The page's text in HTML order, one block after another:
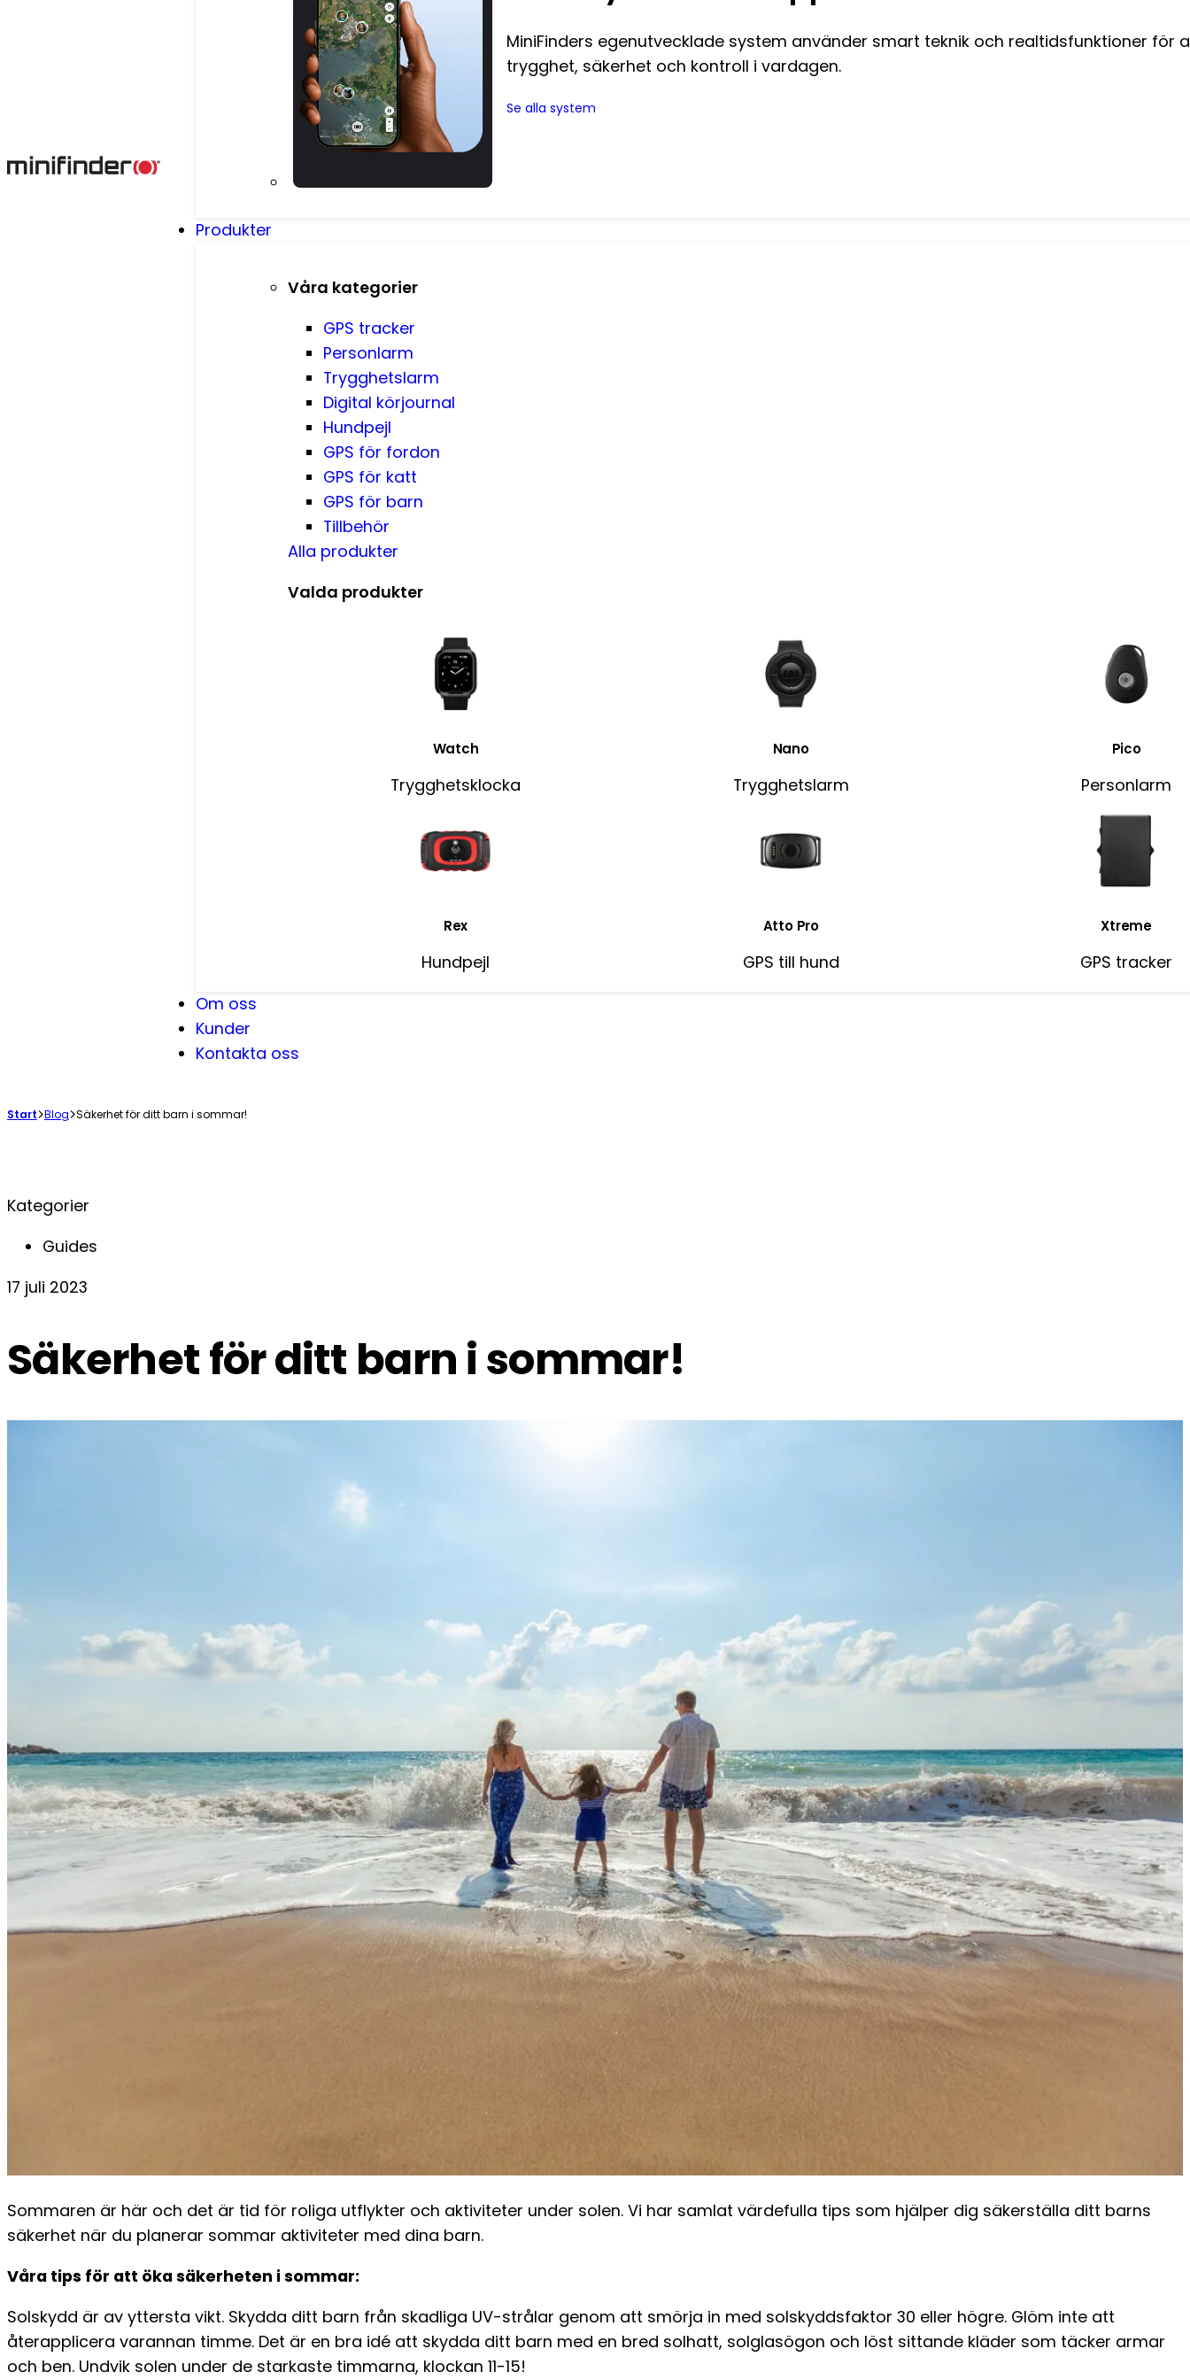
MiniFinders egenutvecklade system använder smart teknik och realtidsfunktioner för
trygghet, säkerhet och kontroll i vardagen.
Se alla system
Produkter
Våra kategorier
GPS tracker
Personlarm
Trygghetslarm
Digital körjournal
Hundpejl
GPS för fordon
GPS för katt
GPS för barn
Tillbehör
Alla produkter
Valda produkter
Watch
Trygghetsklocka
Nano
Trygghetslarm
Pico
Personlarm
Rex
Hundpejl
Atto Pro
GPS till hund
Xtreme
GPS tracker
Om oss
Kunder
Kontakta oss
Start Blog Säkerhet för ditt barn i sommar!
Kategorier
Guides
17 juli 2023
Säkerhet för ditt barn i sommar!
Sommaren är här och det är tid för roliga utflykter och aktiviteter under solen. Vi har samlat värdefulla tips som hjälper dig säkerställa ditt barns
säkerhet när du planerar sommar aktiviteter med dina barn.
Våra tips för att öka säkerheten i sommar:
Solskydd är av yttersta vikt. Skydda ditt barn från skadliga UV-strålar genom att smörja in med solskyddsfaktor 30 eller högre. Glöm inte att
återapplicera varannan timme. Det är en bra idé att skydda ditt barn med en bred solhatt, solglasögon och löst sittande kläder som täcker armar
och ben. Undvik solen under de starkaste timmarna, klockan 11-15!